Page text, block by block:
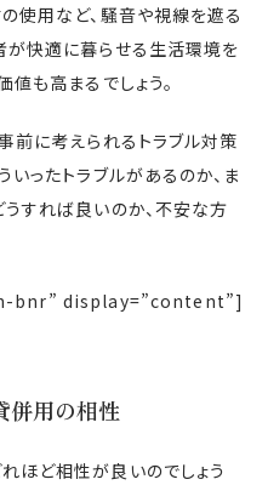
使用など、騒音や視線を遮る
が快適に暮らせる生活環境を
値も高まるでしょう。
前に考えられるトラブル対策
いったトラブルがあるのか、ま
すれば良いのか、不安な方
bnr” display=”content”]
併用の相性
ほど相性が良いのでしょう